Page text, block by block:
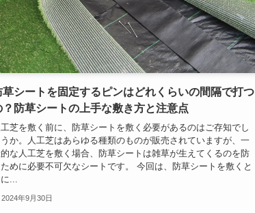
草シートを固定するピンはどれくらいの間隔で打つ
？防草シートの上手な敷き方と注意点
工芝を敷く前に、防草シートを敷く必要があるのはご存知でし
うか。人工芝はあらゆる種類のものが販売されていますが、一
な人工芝を敷く場合、防草シートは雑草が生えてくるのを防
ために必要不可欠なシートです。 今回は、防草シートを敷くと
に...
2024年9月30日